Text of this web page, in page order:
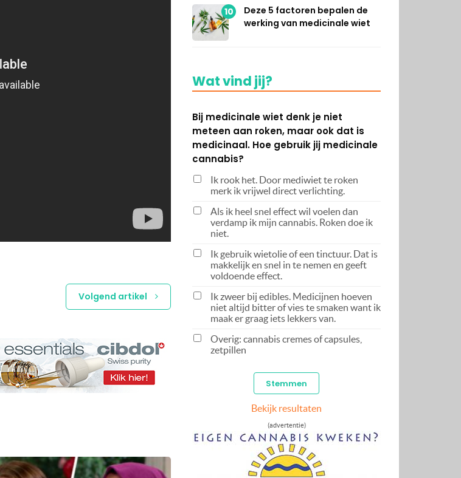
Volgend artikel
10
Deze 5 factoren bepalen de
werking van medicinale wiet
Wat vind jij?
Bij medicinale wiet denk je niet
meteen aan roken, maar ook dat is
medicinaal. Hoe gebruik jij medicinale
cannabis?
Ik rook het. Door mediwiet te roken
merk ik vrijwel direct verlichting.
Als ik heel snel effect wil voelen dan
verdamp ik mijn cannabis. Roken doe ik
niet.
Ik gebruik wietolie of een tinctuur. Dat is
makkelijk en snel in te nemen en geeft
voldoende effect.
Ik zweer bij edibles. Medicijnen hoeven
niet altijd bitter of vies te smaken want ik
maak er graag iets lekkers van.
Overig: cannabis cremes of capsules,
zetpillen
Bekijk resultaten
(advertentie)